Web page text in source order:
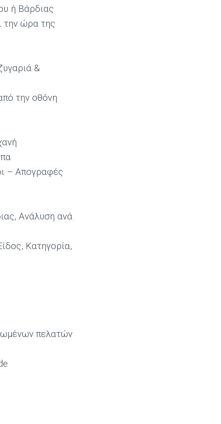
ή Βάρδιας
την ώρα της
&
την οθόνη
– Απογραφές
Ανάλυση ανά
Κατηγορία,
πελατών